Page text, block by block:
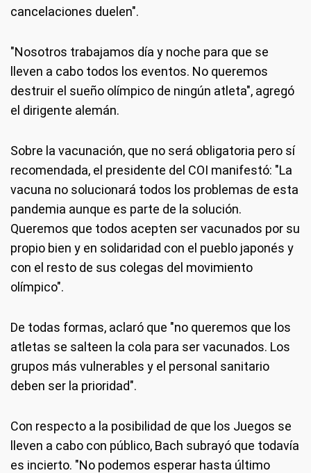
cancelaciones duelen".
"Nosotros trabajamos día y noche para que se
lleven a cabo todos los eventos. No queremos
destruir el sueño olímpico de ningún atleta", agregó
el dirigente alemán.
Sobre la vacunación, que no será obligatoria pero sí
recomendada, el presidente del COI manifestó: "La
vacuna no solucionará todos los problemas de esta
pandemia aunque es parte de la solución.
Queremos que todos acepten ser vacunados por su
propio bien y en solidaridad con el pueblo japonés y
con el resto de sus colegas del movimiento
olímpico".
De todas formas, aclaró que "no queremos que los
atletas se salteen la cola para ser vacunados. Los
grupos más vulnerables y el personal sanitario
deben ser la prioridad".
Con respecto a la posibilidad de que los Juegos se
lleven a cabo con público, Bach subrayó que todavía
es incierto. "No podemos esperar hasta último